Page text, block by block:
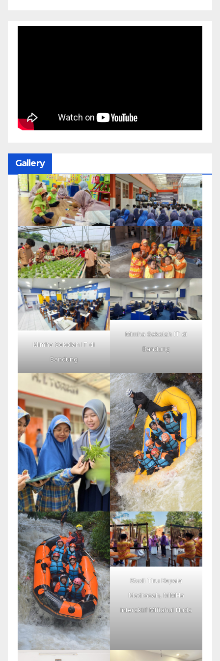
Gallery
Mimha Sekolah IT di
Bandung
Mimha Sekolah IT di
Bandung
Studi Tiru Kepala
Madrasah, MIMHa
Interaktif MIftahul Huda